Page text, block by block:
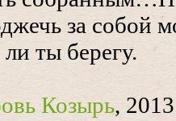
за собой
ты берегу.
Козырь, 2013